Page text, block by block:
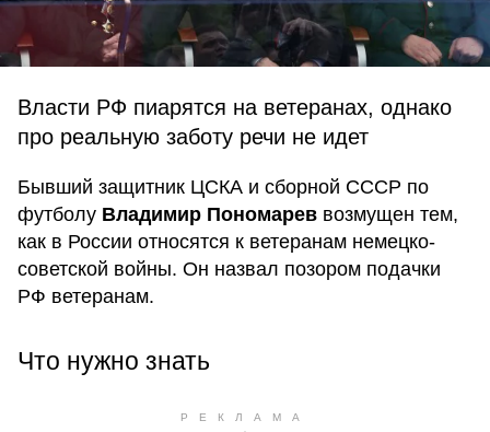
Власти РФ пиарятся на ветеранах, однако
про реальную заботу речи не идет
Бывший защитник ЦСКА и сборной СССР по
футболу Владимир Пономарев возмущен тем,
как в России относятся к ветеранам немецко-
советской войны. Он назвал позором подачки
РФ ветеранам.
Что нужно знать